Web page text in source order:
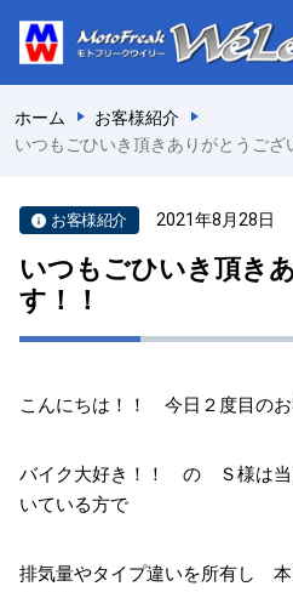
ホーム
お客様紹介
いつもごひいき頂きありがとうござ
お客様紹介 2021年8月28日
いつもごひいき頂き
す！！
こんにちは！！ 今日２度目のお
バイク大好き！！ の Ｓ様は当
いている方で
排気量やタイプ違いを所有し